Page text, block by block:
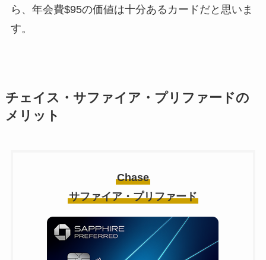
ら、年会費$95の価値は十分あるカードだと思いま
す。
チェイス・サファイア・プリファードの
メリット
Chase
サファイア・プリファード